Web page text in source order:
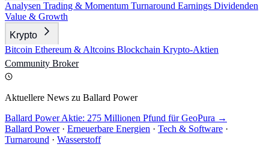
Analysen Trading & Momentum Turnaround Earnings Dividenden
Value & Growth
Krypto
Bitcoin Ethereum & Altcoins Blockchain Krypto-Aktien
Community Broker
Aktuellere News zu Ballard Power
Ballard Power Aktie: 275 Millionen Pfund für GeoPura →
Ballard Power · Erneuerbare Energien · Tech & Software ·
Turnaround · Wasserstoff